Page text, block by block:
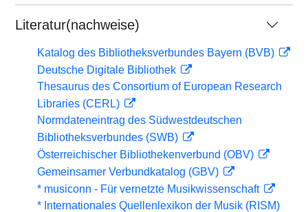
Literatur(nachweise)
Katalog des Bibliotheksverbundes Bayern (BVB)
Deutsche Digitale Bibliothek
Thesaurus des Consortium of European Research
Libraries (CERL)
Normdateneintrag des Südwestdeutschen
Bibliotheksverbundes (SWB)
Österreichischer Bibliothekenverbund (OBV)
Gemeinsamer Verbundkatalog (GBV)
* musiconn - Für vernetzte Musikwissenschaft
* Internationales Quellenlexikon der Musik (RISM)